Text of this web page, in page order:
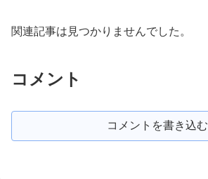
関連記事は見つかりませんでした。
コメント
コメントを書き込む